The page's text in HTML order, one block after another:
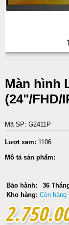
Màn hình
(24"/FHD/
Mã SP: G2411P
Lượt xem: 1106
Mô tả sản phẩm:
Bảo hành:
36
Kho hàng: Còn hàng